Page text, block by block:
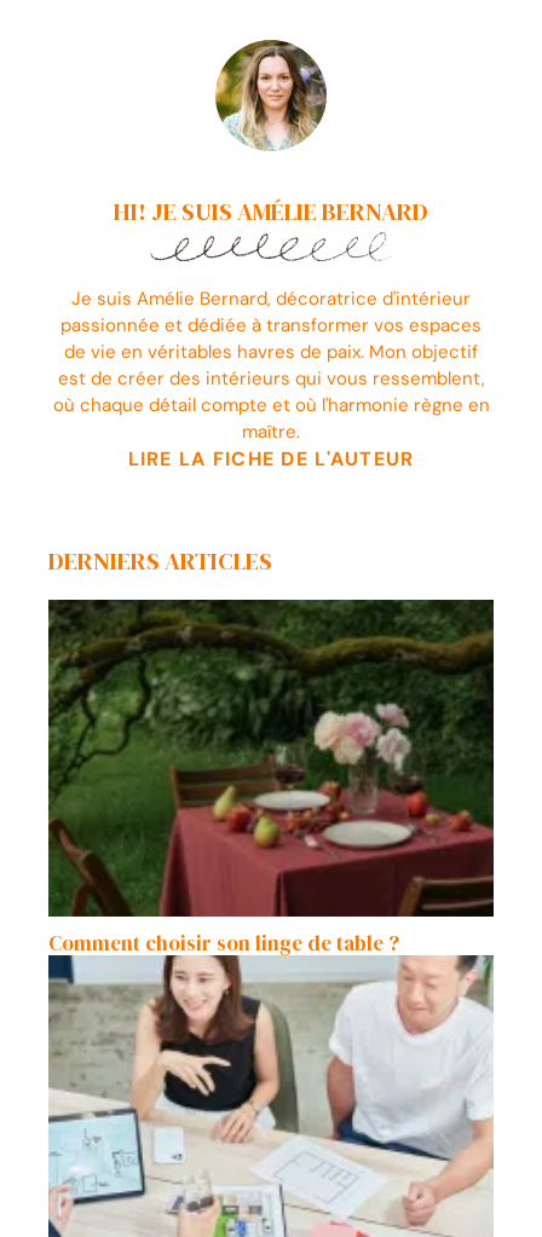
HI! JE SUIS AMÉLIE BERNARD
Je suis Amélie Bernard, décoratrice d'intérieur
passionnée et dédiée à transformer vos espaces
de vie en véritables havres de paix. Mon objectif
est de créer des intérieurs qui vous ressemblent,
où chaque détail compte et où l'harmonie règne en
maître.
LIRE LA FICHE DE L'AUTEUR
DERNIERS ARTICLES
Comment choisir son linge de table ?